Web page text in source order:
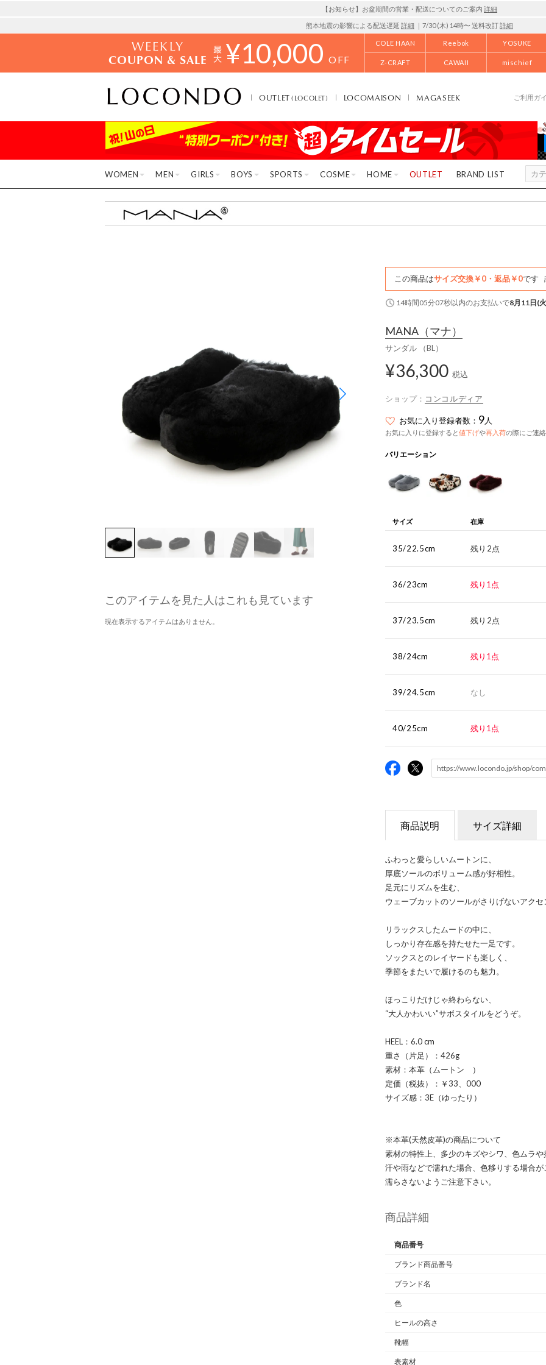
【お知らせ】お盆期間の営業・配送についてのご案内 詳細
熊本地震の影響による配送遅延 詳細 ｜7/30 (木) 14時〜 送料改訂詳細
WEEKLY
COUPON & SALE ¥10,000 OFF
COLE HAAN Reebok YOSUKE
Z-CRAFT CAWAII mischief
OUTLET(LOCOLET) LOCOMAISON MAGASEEK ご利用ガ
WOMEN MEN GIRLS BOYS SPORTS COSME HOME OUTLET BRAND LIST
このアイテムを見た人はこれも見ています
現在表示するアイテムはありません。
この商品はサイズ交換￥0・返品￥0です
14時間05分07秒以内のお支払いで8月11日(
MANA （マナ）
サンダル （BL）
¥36,300 税込
ショップ： コンコルディア
お気に入り登録者数： 9人
お気に入りに登録すると値下げや再入荷の際にご連
バリエーション
サイズ 在庫
35/22.5cm 残り2点
36/23cm 残り1点
37/23.5cm 残り2点
38/24cm 残り1点
39/24.5cm なし
40/25cm 残り1点
商品説明 サイズ詳細
ふわっと愛らしいムートンに、
厚底ソールのボリューム感が好相性。
足元にリズムを生む、
ウェーブカットのソールがさりげないアクセ
リラックスしたムードの中に、
しっかり存在感を持たせた一足です。
ソックスとのレイヤードも楽しく、
季節をまたいで履けるのも魅力。
ほっこりだけじゃ終わらない、
“大人かわいい”サボスタイルをどうぞ。
HEEL：6.0 cm
重さ（片足）：426g
素材：本革（ムートン ）
定価（税抜）：￥33、000
サイズ感：3E（ゆったり）
※本革(天然皮革)の商品について
素材の特性上、多少のキズやシワ、色ムラ
汗や雨などで濡れた場合、色移りする場合
濡らさないようご注意下さい。
商品詳細
商品番号
ブランド商品番号
ブランド名
色
ヒールの高さ
靴幅
表素材